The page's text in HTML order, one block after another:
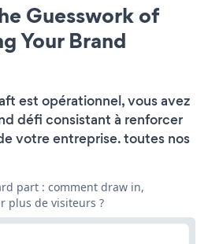
Guesswork of
Your Brand
est opérationnel, vous avez
défi consistant à renforcer
votre entreprise. toutes nos
part : comment draw in,
plus de visiteurs ?